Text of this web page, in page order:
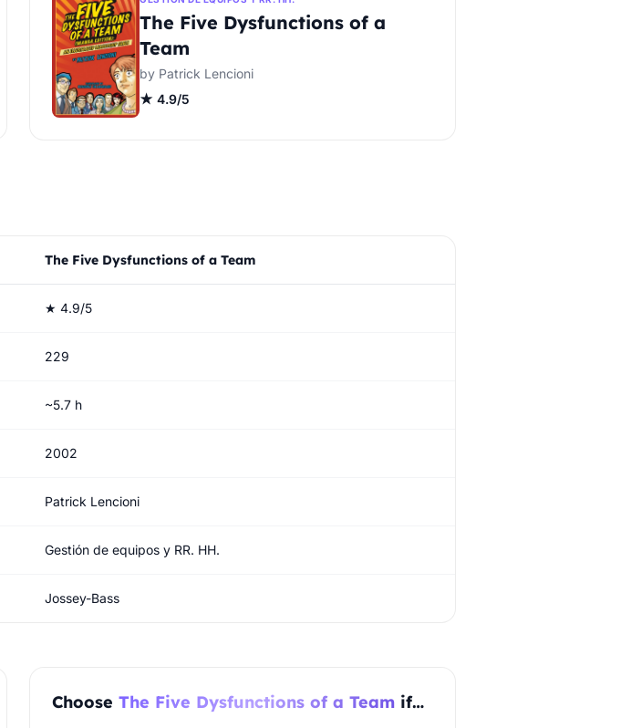
The Five Dysfunctions of a
Team
by Patrick Lencioni
★ 4.9/5
The Five Dysfunctions of a Team
★ 4.9/5
229
~5.7 h
2002
Patrick Lencioni
Gestión de equipos y RR. HH.
Jossey-Bass
Choose The Five Dysfunctions of a Team if…